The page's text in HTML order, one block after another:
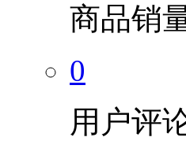
商品销
0
用户评